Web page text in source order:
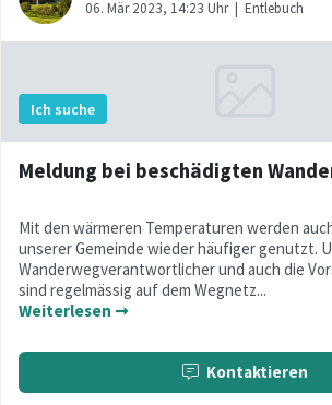
Mit den wärmeren Temperaturen werden
unserer Gemeinde wieder häufiger genutzt.
Wanderwegverantwortlicher und auch die
sind regelmässig auf dem Wegnetz...
Weiterlesen ➞